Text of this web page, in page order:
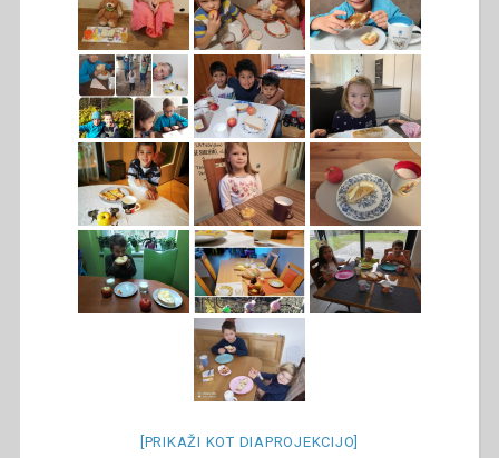
[PRIKAŽI KOT DIAPROJEKCIJO]